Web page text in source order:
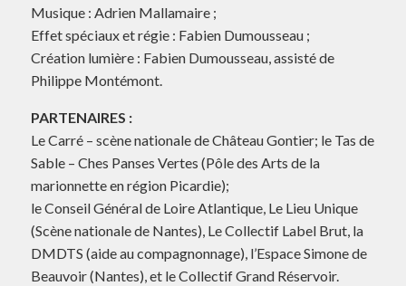
Musique : Adrien Mallamaire ;
Effet spéciaux et régie : Fabien Dumousseau ;
Création lumière : Fabien Dumousseau, assisté de
Philippe Montémont.
PARTENAIRES :
Le Carré – scène nationale de Château Gontier; le Tas de
Sable – Ches Panses Vertes (Pôle des Arts de la
marionnette en région Picardie);
le Conseil Général de Loire Atlantique, Le Lieu Unique
(Scène nationale de Nantes), Le Collectif Label Brut, la
DMDTS (aide au compagnonnage), l’Espace Simone de
Beauvoir (Nantes), et le Collectif Grand Réservoir.